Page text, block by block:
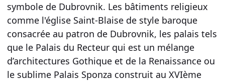
symbole de Dubrovnik. Les bâtiments religieux
comme l'église Saint-Blaise de style baroque
consacrée au patron de Dubrovnik, les palais tels
que le Palais du Recteur qui est un mélange
d’architectures Gothique et de la Renaissance ou
le sublime Palais Sponza construit au XVIème